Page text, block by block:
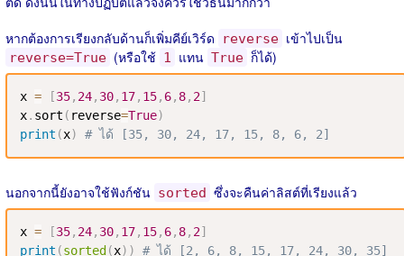
หากต้องการเรียงกลับด้านก็เพิ่มคีย์เวิร์ด
reverse เข้าไปเป็น
reverse=True (หรือใช้ 1 แทน True ก็ได้)
x = [35, 24, 30, 17, 15, 6, 8, 2]
x. sort ( reverse=True)
print (x) # ได้ [35, 30, 24, 17, 15, 8, 6, 2]
นอกจากนี้ยังอาจใช้ฟังก์ชัน sorted ซึ่งจะคืนค่าลิสต์ที่เรียงแล้ว
x = [35, 24, 30, 17, 15, 6, 8, 2]
print (sorted (x) ) # ได้ [2, 6, 8, 15, 17, 24, 30, 35]